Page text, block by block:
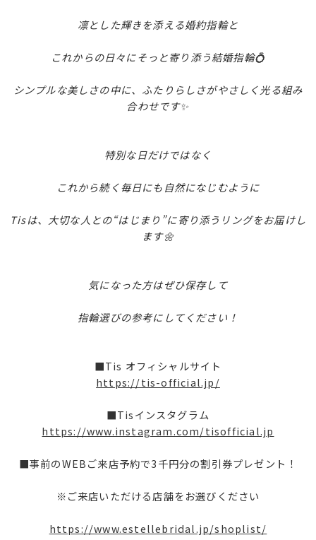
凛とした輝きを添える婚約指輪と
これからの日々にそっと寄り添う結婚指輪💍
シンプルな美しさの中に、ふたりらしさがやさしく光る組み
合わせです✨
特別な日だけではなく
これから続く毎日にも自然になじむように
Tisは、大切な人との“はじまり”に寄り添うリングをお届けし
ます🌼
気になった方はぜひ保存して
指輪選びの参考にしてください！
■Tis オフィシャルサイト
https://tis-official.jp/
■Tisインスタグラム
https://www.instagram.com/tisofficial.jp
■事前のWEBご来店予約で3千円分の割引券プレゼント！
※ご来店いただける店舗をお選びください
https://www.estellebridal.jp/shoplist/